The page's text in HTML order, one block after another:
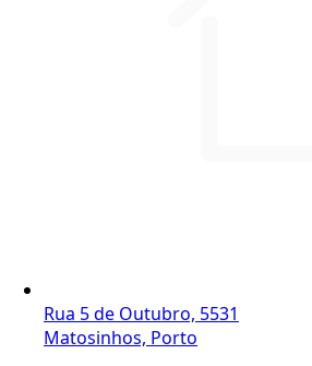
Rua 5 de Outubro, 5531
Matosinhos, Porto